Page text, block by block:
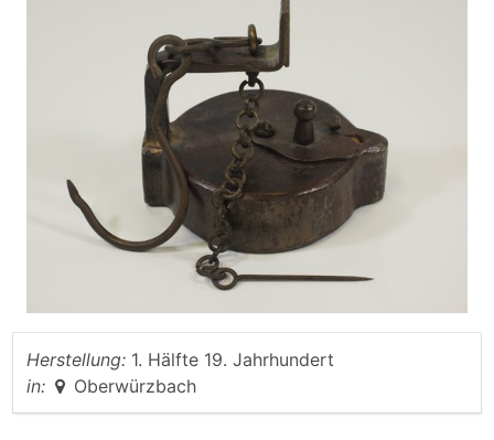
Herstellung: 1. Hälfte 19. Jahrhundert
in:
Oberwürzbach